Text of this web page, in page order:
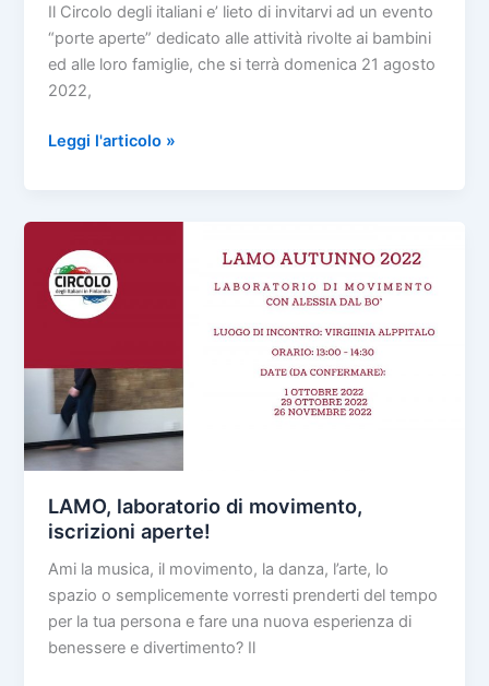
Il Circolo degli italiani e’ lieto di invitarvi ad un evento
“porte aperte” dedicato alle attività rivolte ai bambini
ed alle loro famiglie, che si terrà domenica 21 agosto
2022,
Porte
autunnali
famiglie
e
bambini
Leggi l'articolo »
LAMO, laboratorio di movimento,
iscrizioni aperte!
Ami la musica, il movimento, la danza, l’arte, lo
spazio o semplicemente vorresti prenderti del tempo
per la tua persona e fare una nuova esperienza di
benessere e divertimento? Il